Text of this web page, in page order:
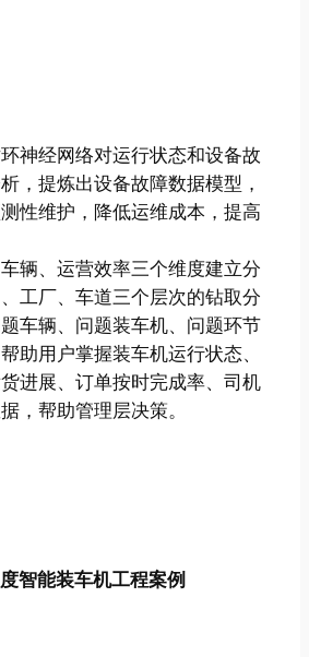
神经网络对运行状态和设备故
，提炼出设备故障数据模型，
性维护，降低运维成本，提高
辆、运营效率三个维度建立分
工厂、车道三个层次的钻取分
车辆、问题装车机、问题环节
助用户掌握装车机运行状态、
进展、订单按时完成率、司机
，帮助管理层决策。
智能装车机工程案例